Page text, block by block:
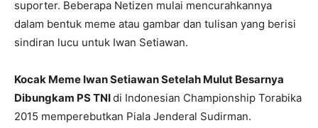
suporter. Beberapa Netizen mulai mencurahkannya
dalam bentuk meme atau gambar dan tulisan yang berisi
sindiran lucu untuk Iwan Setiawan.
Kocak Meme Iwan Setiawan Setelah Mulut Besarnya
Dibungkam PS TNIdi Indonesian Championship Torabika
2015 memperebutkan Piala Jenderal Sudirman.